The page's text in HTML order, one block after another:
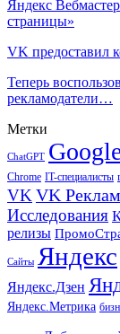
Яндекс
страницы»
VK предоставил
Теперь
рекламодатели…
Метки
ChatGPT
Chrome IT-специалисты
VK VK
Исследования
релизы
Сайты Яндекс
Яндекс.Дзен
Яндекс.Метрика